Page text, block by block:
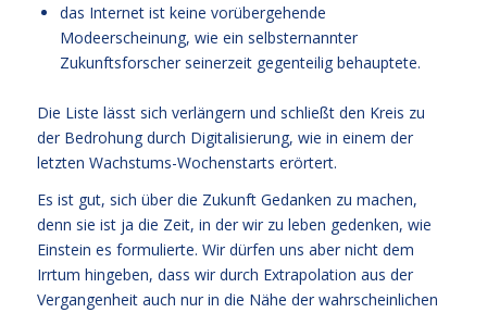
das Internet ist keine vorübergehende
Modeerscheinung, wie ein selbsternannter
Zukunftsforscher seinerzeit gegenteilig behauptete.
Die Liste lässt sich verlängern und schließt den Kreis zu
der Bedrohung durch Digitalisierung, wie in einem der
letzten Wachstums-Wochenstarts erörtert.
Es ist gut, sich über die Zukunft Gedanken zu machen,
denn sie ist ja die Zeit, in der wir zu leben gedenken, wie
Einstein es formulierte. Wir dürfen uns aber nicht dem
Irrtum hingeben, dass wir durch Extrapolation aus der
Vergangenheit auch nur in die Nähe der wahrscheinlichen